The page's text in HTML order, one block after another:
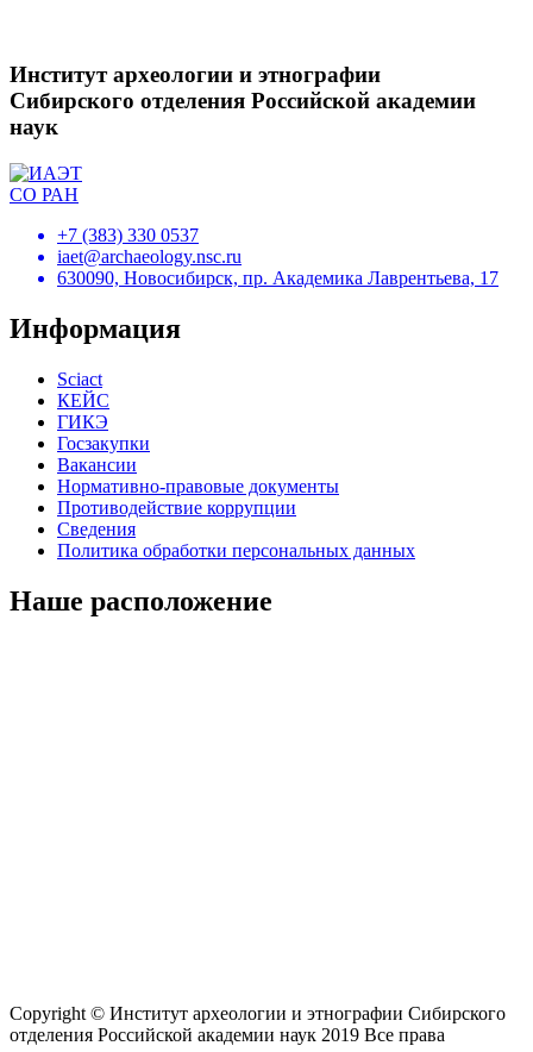
Институт археологии и этнографии
Сибирского отделения Российской академии
наук
+7 (383) 330 0537
iaet@archaeology.nsc.ru
630090, Новосибирск, пр. Академика Лаврентьева, 17
Информация
Sciact
КЕЙС
ГИКЭ
Госзакупки
Вакансии
Нормативно-правовые документы
Противодействие коррупции
Сведения
Политика обработки персональных данных
Наше расположение
Copyright © Институт археологии и этнографии Сибирского
отделения Российской академии наук 2019 Все права